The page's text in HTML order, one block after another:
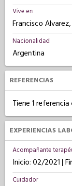
Vive en
Francisco
Nacionalidad
Argentina
REFERENCIAS
Tiene 1 referencia
EXPERIENCIAS
Acompañante
Inicio: 02/2021 |
Cuidador